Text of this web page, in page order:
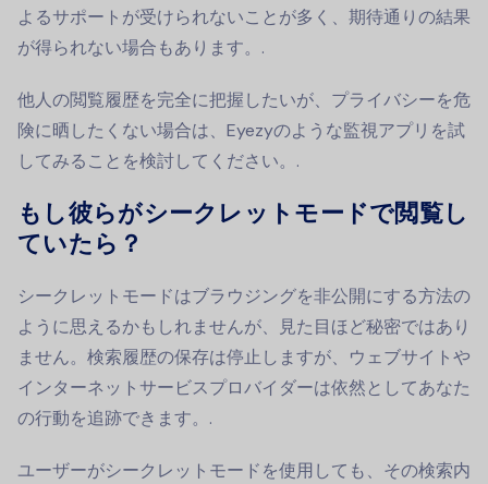
よるサポートが受けられないことが多く、期待通りの結果
が得られない場合もあります。.
他人の閲覧履歴を完全に把握したいが、プライバシーを危
険に晒したくない場合は、Eyezyのような監視アプリを試
してみることを検討してください。.
もし彼らがシークレットモードで閲覧し
ていたら？
シークレットモードはブラウジングを非公開にする方法の
ように思えるかもしれませんが、見た目ほど秘密ではあり
ません。検索履歴の保存は停止しますが、ウェブサイトや
インターネットサービスプロバイダーは依然としてあなた
の行動を追跡できます。.
ユーザーがシークレットモードを使用しても、その検索内